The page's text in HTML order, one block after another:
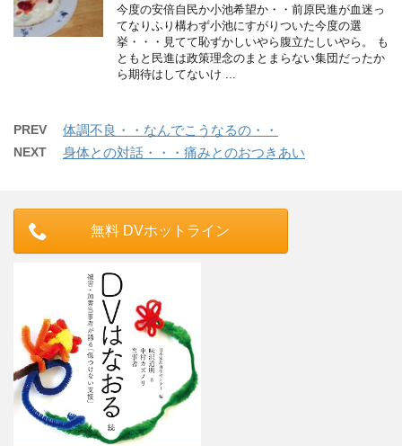
今度の安倍自民か小池希望か・・前原民進が血迷っ
てなりふり構わず小池にすがりついた今度の選
挙・・・見てて恥ずかしいやら腹立たしいやら。 も
ともと民進は政策理念のまとまらない集団だったか
ら期待はしてないけ ...
PREV 体調不良・・なんでこうなるの・・
NEXT 身体との対話・・・痛みとのおつきあい
無料 DVホットライン